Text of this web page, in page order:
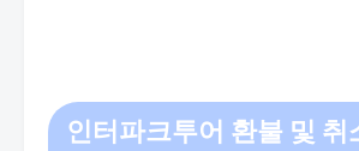
인터파크투어 환불 및 취